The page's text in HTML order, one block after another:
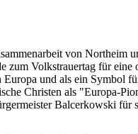
von
Volkstrauertag für
und als ein Symbol
Christen als "Europa-
Balcerkowski